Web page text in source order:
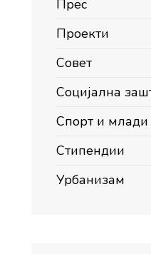
Прес
Проекти
Совет
Социјална
Спорт и млади
Стипендии
Урбанизам